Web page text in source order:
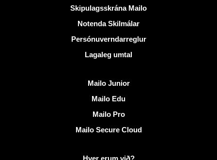
Skipulagsskrána Mailo
Notenda Skilmálar
Persónuverndarreglur
Lagaleg umtal
Mailo Junior
Mailo Edu
Mailo Pro
Mailo Secure Cloud
Frekari upplýsingar á MailoHver erum við?